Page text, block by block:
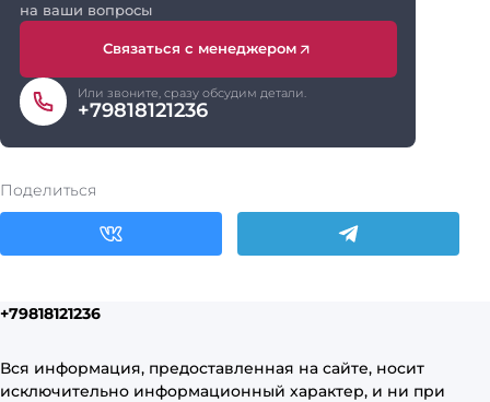
на ваши вопросы
Связаться с менеджером
Или звоните, сразу обсудим детали.
+79818121236
Поделиться
+79818121236
Вся информация, предоставленная на сайте, носит
исключительно информационный характер, и ни при